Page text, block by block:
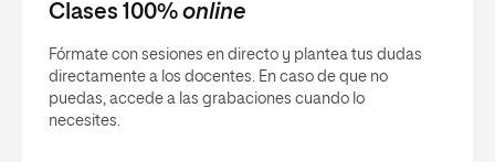
Clases 100% online
Fórmate con sesiones en directo y plantea tus dudas
directamente a los docentes. En caso de que no
puedas, accede a las grabaciones cuando lo
necesites.